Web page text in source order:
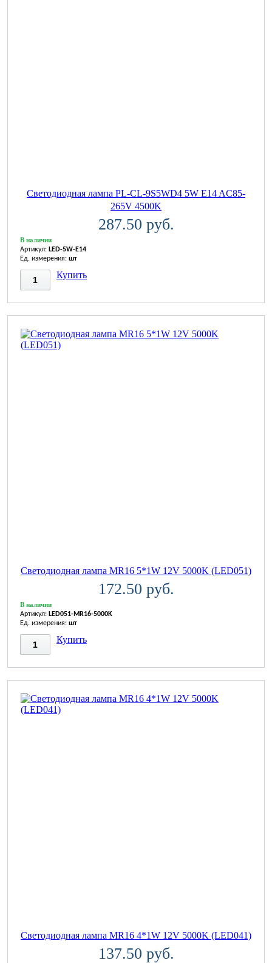
Светодиодная лампа PL-CL-9S5WD4 5W E14 AC85-
265V 4500K
287.50 руб.
В наличии
Артикул: LED-5W-E14
Ед. измерения: шт
Купить
Светодиодная лампа MR16 5*1W 12V 5000K (LED051)
172.50 руб.
В наличии
Артикул: LED051-MR16-5000K
Ед. измерения: шт
Купить
Светодиодная лампа MR16 4*1W 12V 5000K (LED041)
137.50 руб.